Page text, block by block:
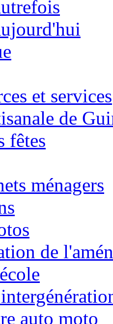
et services
de
fêtes
ménagers
de
auto moto